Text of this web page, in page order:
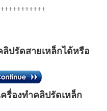
ปรัดสายเหล็กได้หรือ
รื่องทำคลิปรัดเหล็ก